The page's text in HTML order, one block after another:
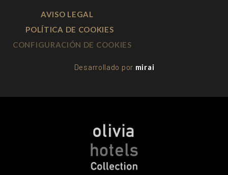
AVISO LEGAL
POLÍTICA DE COOKIES
CONFIGURACIÓN DE COOKIES
Desarrollado por mirai